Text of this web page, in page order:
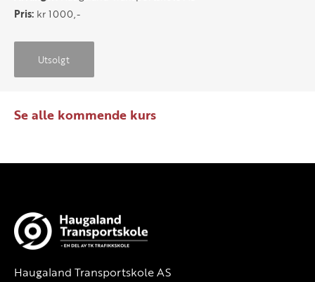
Pris: kr 1000,-
Utsolgt
Se alle kommende kurs
Haugaland Transportskole AS